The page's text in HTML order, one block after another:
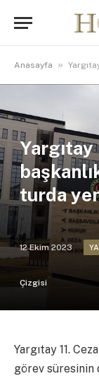
Anasayfa » Yargıtay
Yargıtay
turda
12 Ekim 2023
Çizgisi
Yargıtay 11.
görev süresinin